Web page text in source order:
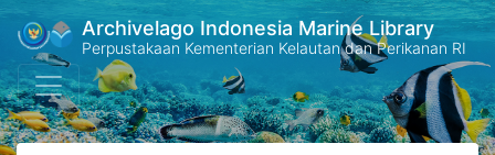
Archivelago Indonesia Marine Library
Perpustakaan Kementerian Kelautan dan Perikanan RI